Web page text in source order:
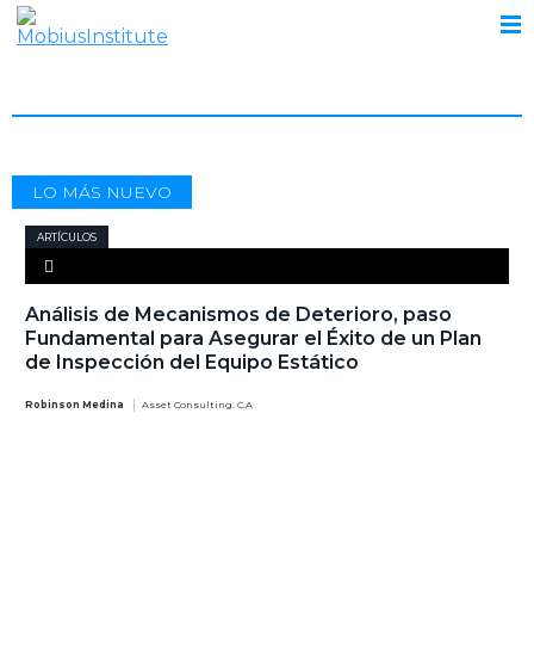
LO MÁS NUEVO
ARTÍCULOS
Análisis de Mecanismos de Deterioro, paso
Fundamental para Asegurar el Éxito de un Plan
de Inspección del Equipo Estático
Robinson Medina Asset Consulting. C.A